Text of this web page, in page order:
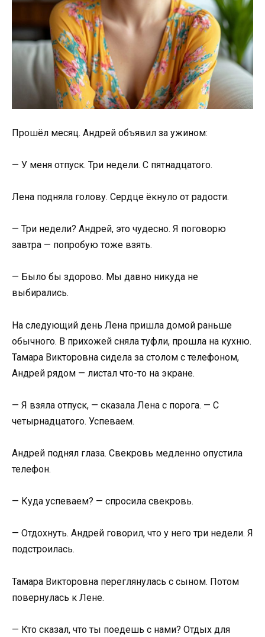
Прошёл месяц. Андрей объявил за ужином:
— У меня отпуск. Три недели. С пятнадцатого.
Лена подняла голову. Сердце ёкнуло от радости.
— Три недели? Андрей, это чудесно. Я поговорю
завтра — попробую тоже взять.
— Было бы здорово. Мы давно никуда не
выбирались.
На следующий день Лена пришла домой раньше
обычного. В прихожей сняла туфли, прошла на кухню.
Тамара Викторовна сидела за столом с телефоном,
Андрей рядом — листал что-то на экране.
— Я взяла отпуск, — сказала Лена с порога. — С
четырнадцатого. Успеваем.
Андрей поднял глаза. Свекровь медленно опустила
телефон.
— Куда успеваем? — спросила свекровь.
— Отдохнуть. Андрей говорил, что у него три недели. Я
подстроилась.
Тамара Викторовна переглянулась с сыном. Потом
повернулась к Лене.
— Кто сказал, что ты поедешь с нами? Отдых для